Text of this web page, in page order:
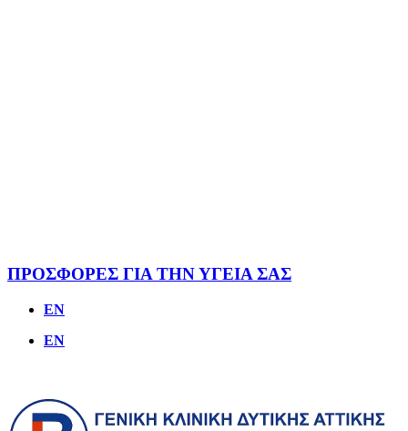
ΠΡΟΣΦΟΡΕΣ ΓΙΑ ΤΗΝ ΥΓΕΙΑ ΣΑΣ
EN
EN